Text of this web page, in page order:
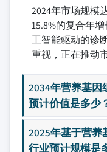
2024年市场规模
15.8%的复合年
工智能驱动的诊
重视，正在推动
2034年营养基因
预计价值是多少
2025年基于营养
行业预计规模是